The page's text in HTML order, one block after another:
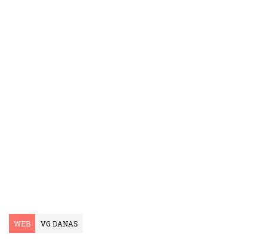
WEB VG DANAS